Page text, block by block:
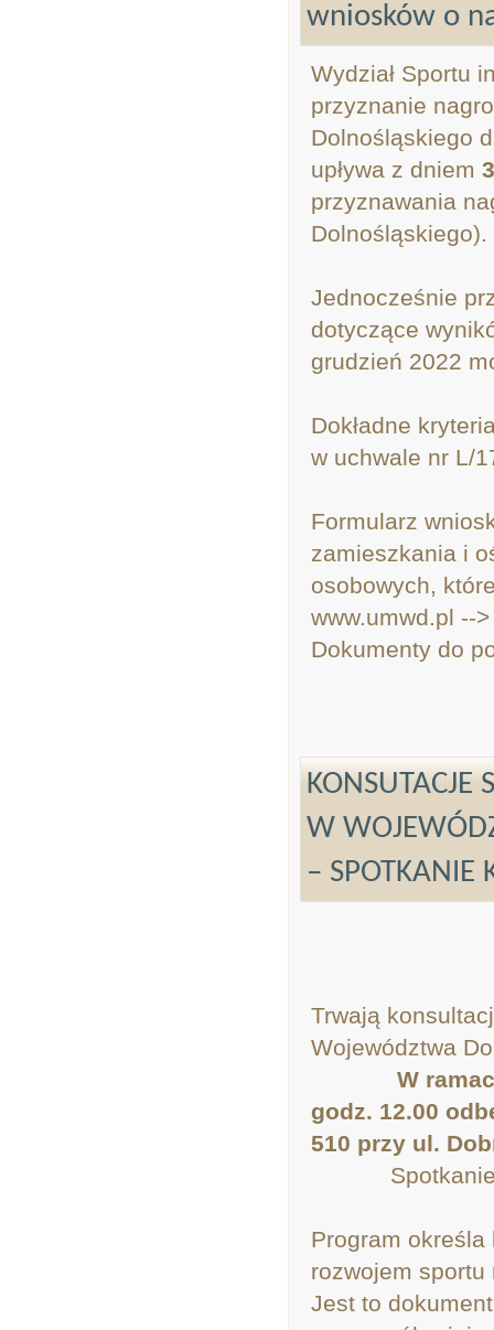
wniosków o
Wydział Sportu
przyznanie
Dolnośląskiego
upływa z dniem
przyznawania
Dolnośląskiego).
Jednocześnie
dotyczące
grudzień 2022
Dokładne
w uchwale nr L/
Formularz
zamieszkania i
osobowych,
www.umwd.pl --
Dokumenty do
KONSUTACJE
W
– SPOTKANIE
Trwają
Województwa
W
godz. 12.00
510 przy ul.
Spotkanie
Program określa
rozwojem
Jest to